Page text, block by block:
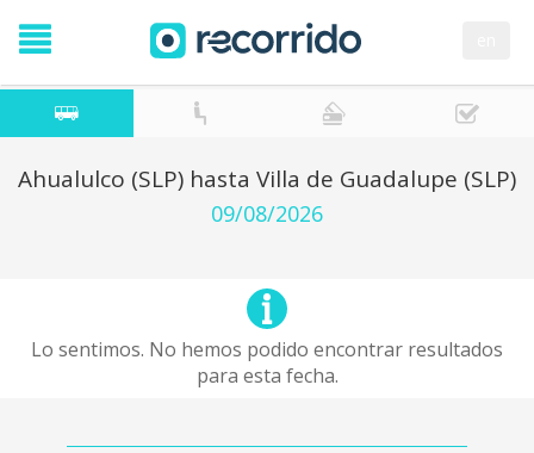
Ahualulco (SLP) hasta Villa de Guadalupe (SLP)
09/08/2026
Lo sentimos. No hemos podido encontrar resultados
para esta fecha.